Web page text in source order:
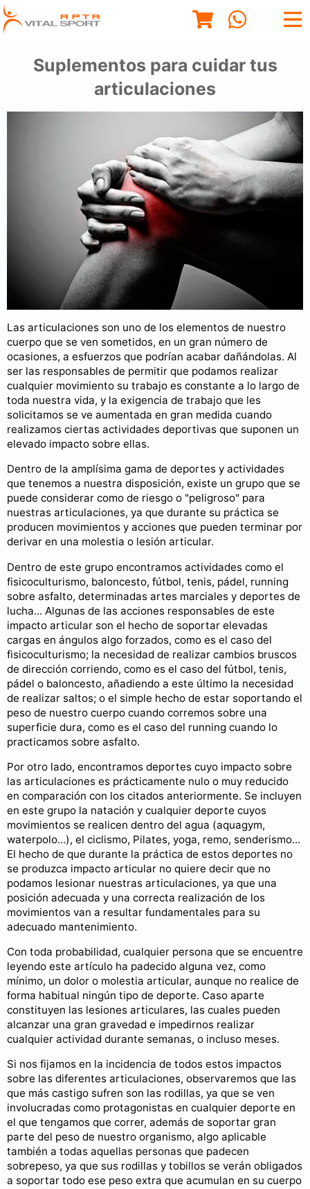
Suplementos para cuidar tus
articulaciones
Las articulaciones son uno de los elementos de nuestro
cuerpo que se ven sometidos, en un gran número de
ocasiones, a esfuerzos que podrían acabar dañándolas. Al
ser las responsables de permitir que podamos realizar
cualquier movimiento su trabajo es constante a lo largo de
toda nuestra vida, y la exigencia de trabajo que les
solicitamos se ve aumentada en gran medida cuando
realizamos ciertas actividades deportivas que suponen un
elevado impacto sobre ellas.
Dentro de la amplísima gama de deportes y actividades
que tenemos a nuestra disposición, existe un grupo que se
puede considerar como de riesgo o "peligroso" para
nuestras articulaciones, ya que durante su práctica se
producen movimientos y acciones que pueden terminar por
derivar en una molestia o lesión articular.
Dentro de este grupo encontramos actividades como el
fisicoculturismo, baloncesto, fútbol, tenis, pádel, running
sobre asfalto, determinadas artes marciales y deportes de
lucha... Algunas de las acciones responsables de este
impacto articular son el hecho de soportar elevadas
cargas en ángulos algo forzados, como es el caso del
fisicoculturismo; la necesidad de realizar cambios bruscos
de dirección corriendo, como es el caso del fútbol, tenis,
pádel o baloncesto, añadiendo a este último la necesidad
de realizar saltos; o el simple hecho de estar soportando el
peso de nuestro cuerpo cuando corremos sobre una
superficie dura, como es el caso del running cuando lo
practicamos sobre asfalto.
Por otro lado, encontramos deportes cuyo impacto sobre
las articulaciones es prácticamente nulo o muy reducido
en comparación con los citados anteriormente. Se incluyen
en este grupo la natación y cualquier deporte cuyos
movimientos se realicen dentro del agua (aquagym,
waterpolo...), el ciclismo, Pilates, yoga, remo, senderismo...
El hecho de que durante la práctica de estos deportes no
se produzca impacto articular no quiere decir que no
podamos lesionar nuestras articulaciones, ya que una
posición adecuada y una correcta realización de los
movimientos van a resultar fundamentales para su
adecuado mantenimiento.
Con toda probabilidad, cualquier persona que se encuentre
leyendo este artículo ha padecido alguna vez, como
mínimo, un dolor o molestia articular, aunque no realice de
forma habitual ningún tipo de deporte. Caso aparte
constituyen las lesiones articulares, las cuales pueden
alcanzar una gran gravedad e impedirnos realizar
cualquier actividad durante semanas, o incluso meses.
Si nos fijamos en la incidencia de todos estos impactos
sobre las diferentes articulaciones, observaremos que las
que más castigo sufren son las rodillas, ya que se ven
involucradas como protagonistas en cualquier deporte en
el que tengamos que correr, además de soportar gran
parte del peso de nuestro organismo, algo aplicable
también a todas aquellas personas que padecen
sobrepeso, ya que sus rodillas y tobillos se verán obligados
a soportar todo ese peso extra que acumulan en su cuerpo